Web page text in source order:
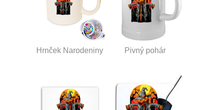
Hrnček Narodeniny Pivný pohár